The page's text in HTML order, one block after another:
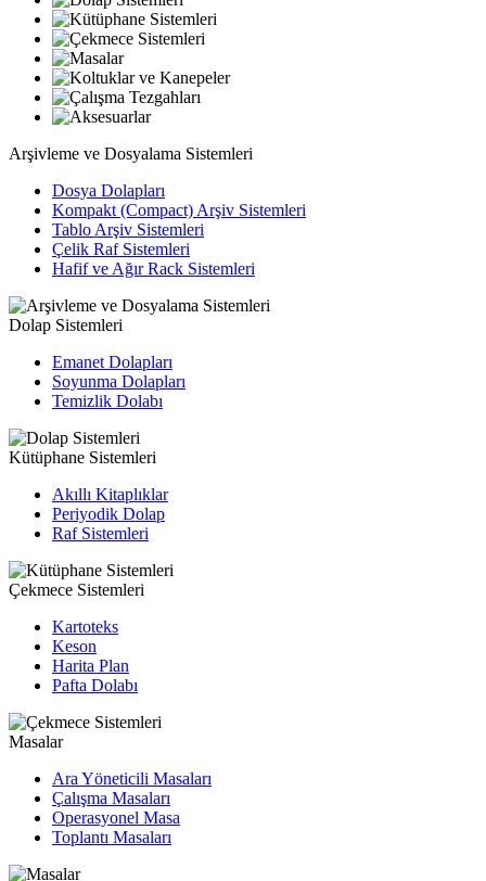
Arşivleme ve Dosyalama Sistemleri
Dosya Dolapları
Kompakt (Compact) Arşiv Sistemleri
Tablo Arşiv Sistemleri
Çelik Raf Sistemleri
Hafif ve Ağır Rack Sistemleri
Dolap Sistemleri
Emanet Dolapları
Soyunma Dolapları
Temizlik Dolabı
Kütüphane Sistemleri
Akıllı Kitaplıklar
Periyodik Dolap
Raf Sistemleri
Çekmece Sistemleri
Kartoteks
Keson
Harita Plan
Pafta Dolabı
Masalar
Ara Yöneticili Masaları
Çalışma Masaları
Operasyonel Masa
Toplantı Masaları